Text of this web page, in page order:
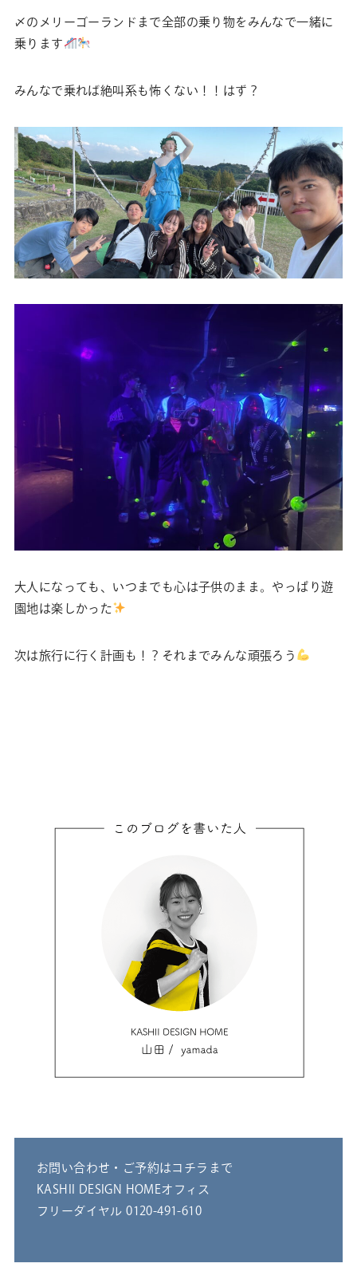
〆のメリーゴーランドまで全部の乗り物をみんなで一緒に
乗ります
みんなで乗れば絶叫系も怖くない！！はず？
大人になっても、いつまでも心は子供のまま。やっぱり遊
園地は楽しかった
次は旅行に行く計画も！？それまでみんな頑張ろう
お問い合わせ・ご予約はコチラまで
KASHII DESIGN HOMEオフィス
フリーダイヤル 0120-491-610